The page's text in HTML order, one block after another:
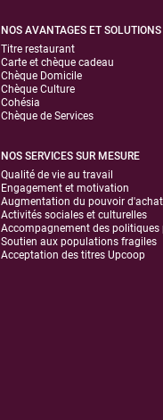
NOS AVANTAGES ET SOLUTIONS
Titre restaurant
Carte et chèque cadeau
Chèque Domicile
Chèque Culture
Cohésia
Chèque de Services
NOS SERVICES SUR MESURE
Qualité de vie au travail
Engagement et motivation
Augmentation du pouvoir d'achat
Activités sociales et culturelles
Accompagnement des politiques
Soutien aux populations fragiles
Acceptation des titres Upcoop